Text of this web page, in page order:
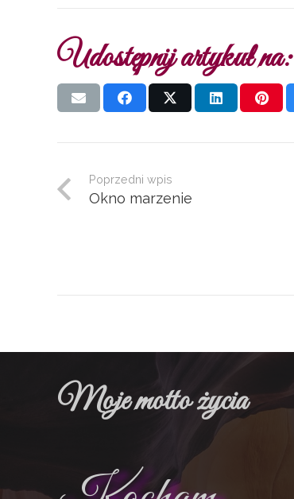
Udostępnij artykuł na:
Poprzedni wpis
Okno marzenie
Moje motto życia